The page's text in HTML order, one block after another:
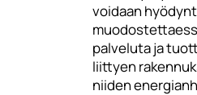
voidaan
palveluta ja
liittyen
niiden